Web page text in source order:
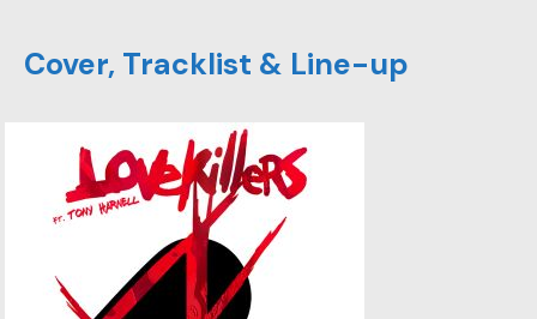
Cover, Tracklist & Line-up